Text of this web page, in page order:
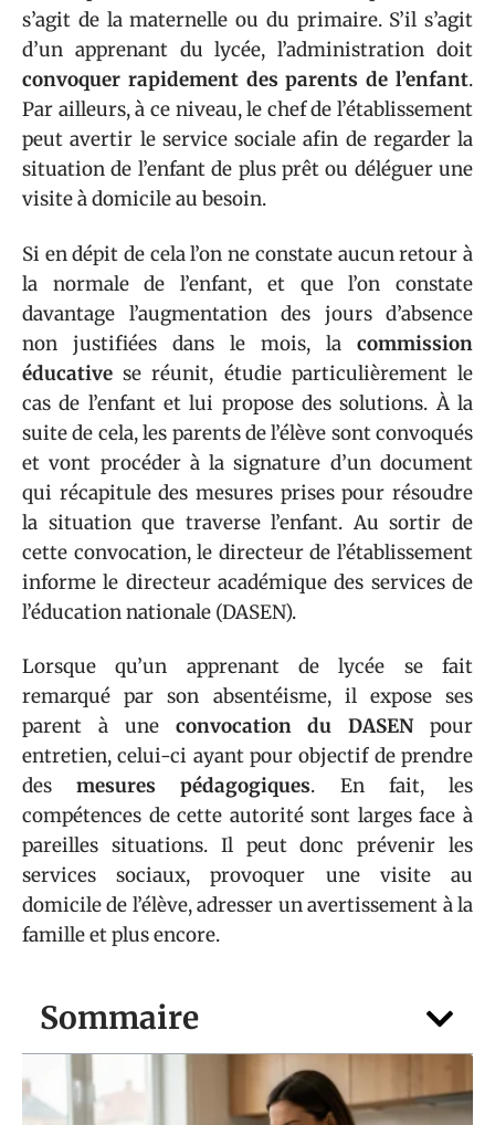
Sommaire
s’agit de la maternelle ou du primaire. S’il s’agit
d’un apprenant du lycée, l’administration doit
convoquer rapidement des parents de l’enfant.
Par ailleurs, à ce niveau, le chef de l’établissement
peut avertir le service sociale afin de regarder la
situation de l’enfant de plus prêt ou déléguer une
visite à domicile au besoin.
Si en dépit de cela l’on ne constate aucun retour à
la normale de l’enfant, et que l’on constate
davantage l’augmentation des jours d’absence
non justifiées dans le mois, la commission
éducative se réunit, étudie particulièrement le
cas de l’enfant et lui propose des solutions. À la
suite de cela, les parents de l’élève sont convoqués
et vont procéder à la signature d’un document
qui récapitule des mesures prises pour résoudre
la situation que traverse l’enfant. Au sortir de
cette convocation, le directeur de l’établissement
informe le directeur académique des services de
l’éducation nationale (DASEN).
Lorsque qu’un apprenant de lycée se fait
remarqué par son absentéisme, il expose ses
parent à une convocation du DASENpour
entretien, celui-ci ayant pour objectif de prendre
desmesures pédagogiques. En fait, les
compétences de cette autorité sont larges face à
pareilles situations. Il peut donc prévenir les
services sociaux, provoquer une visite au
domicile de l’élève, adresser un avertissement à la
famille et plus encore.